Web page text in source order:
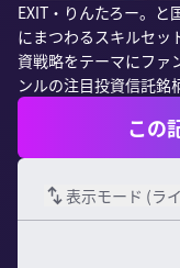
EXIT・りんたろー。
にまつわるスキルセッ
資戦略をテーマにファ
ンルの注目投資信託銘
この
表示モード (ラ